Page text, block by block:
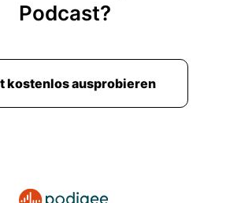
Podcast?
kostenlos ausprobieren